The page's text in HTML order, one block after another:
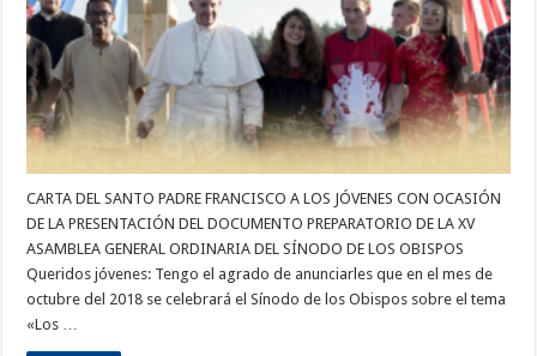
CARTA DEL SANTO PADRE FRANCISCO A LOS JÓVENES CON OCASIÓN
DE LA PRESENTACIÓN DEL DOCUMENTO PREPARATORIO DE LA XV
ASAMBLEA GENERAL ORDINARIA DEL SÍNODO DE LOS OBISPOS
Queridos jóvenes: Tengo el agrado de anunciarles que en el mes de
octubre del 2018 se celebrará el Sínodo de los Obispos sobre el tema
«Los …